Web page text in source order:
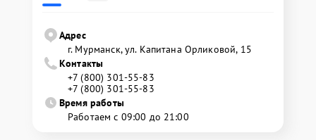
Адрес
г. Мурманск, ул. Капитана Орликовой, 15
Контакты
+7 (800) 301-55-83
+7 (800) 301-55-83
Время работы
Работаем с 09:00 до 21:00